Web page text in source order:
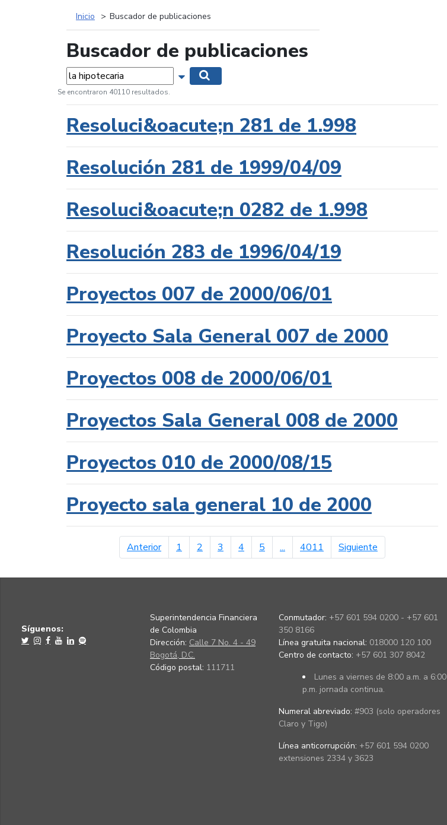
Inicio Buscador de publicaciones
Buscador de publicaciones
Palabras... Mostrar opciones de búsqueda
Se encontraron 40110 resultados.
Resoluci&oacute;n 281 de 1.998
Resolución 281 de 1999/04/09
Resoluci&oacute;n 0282 de 1.998
Resolución 283 de 1996/04/19
Proyectos 007 de 2000/06/01
Proyecto Sala General 007 de 2000
Proyectos 008 de 2000/06/01
Proyectos Sala General 008 de 2000
Proyectos 010 de 2000/08/15
Proyecto sala general 10 de 2000
Anteriorpágina anterior
1 2 3 4 5 ... 4011 Siguiente
Síguenos:
Superintendencia Financiera
de Colombia
Dirección: Calle 7 No. 4 - 49
Bogotá, D.C.
Código postal: 111711
Conmutador: +57 601 594 0200 - +57 601
350 8166
Línea gratuita nacional: 018000 120 100
Centro de contacto: +57 601 307 8042
Lunes a viernes de 8:00 a.m. a 6:00
p.m. jornada continua.
Numeral abreviado: #903 (solo operadores
Claro y Tigo)
Línea anticorrupción: +57 601 594 0200
extensiones 2334 y 3623